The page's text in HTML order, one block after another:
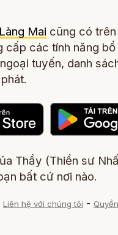
Mai cũng có
cấp các tính năng bổ
tuyến, danh
Thầy (Thiền sư
bất cứ nơi nào.
Liên hệ với chúng tôi -